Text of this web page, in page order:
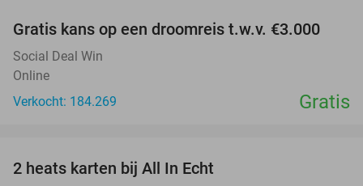
Gratis kans op een droomreis t.w.v. €3.000
Social Deal Win
Online
Verkocht: 184.269
Gratis
2 heats karten bij All In Echt